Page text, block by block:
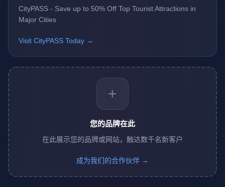
CityPASS - Save up to 50% Off Top Tourist Attractions in
Major Cities
Visit CityPASS Today →
+
您的品牌在此
在此展示您的品牌或网站，触达数千名新客户
成为我们的合作伙伴 →